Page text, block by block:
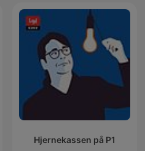
Hjernekassen på P1